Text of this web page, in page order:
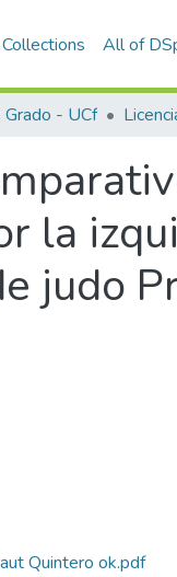
All of
Grado - UCf
la
judo
Quintero ok.pdf